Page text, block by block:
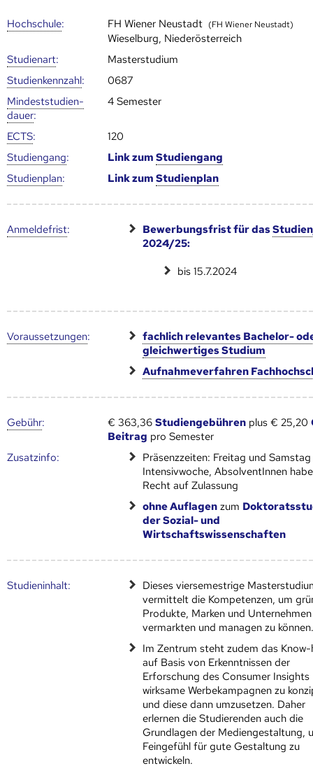
Hoch­schule: FH Wiener Neustadt (FH Wiener Neustadt)
Wieselburg, Niederösterreich
Studienart:
Masterstudium
Studien­kenn­zahl:
0687
Mindest­studien­
dauer:
4 Semester
ECTS:
120
Studien­gang: Link zumStudien­gang
Studien­plan: Link zumStudien­plan
Anmelde­frist: Bewerbungsfrist für das
2024/25:
bis 15.7.2024
Voraus­setzungen:
fachlich relevantes Bachelor-
gleichwertiges Studium
Aufnahmeverfahren
Gebühr: € 363,36Studiengebühren plus € 25,20
Beitrag pro Semester
Zusatz­info:
Präsenzzeiten: Freitag und
Intensivwoche, AbsolventInnen
Recht auf Zulassung
ohne Auflagen zum
der Sozial- und
Wirtschaftswissenschaften
Studien­inhalt:
Dieses viersemestrige
vermittelt die Kompetenzen, um
Produkte, Marken und Unternehmen
vermarkten und managen zu
Im Zentrum steht zudem das Know-
auf Basis von Erkenntnissen der
Erforschung des Consumer Insights
wirksame Werbekampagnen zu
und diese dann umzusetzen. Daher
erlernen die Studierenden auch die
Grundlagen der Mediengestaltung,
Feingefühl für gute Gestaltung zu
entwickeln.